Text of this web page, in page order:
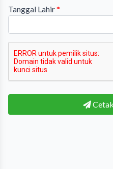
Tanggal Lahir*